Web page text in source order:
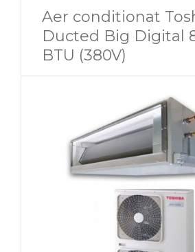
Aer conditionat
Ducted Big Digital
BTU (380V)